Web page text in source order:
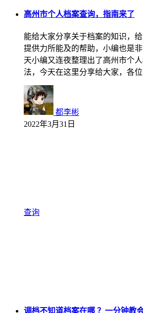
高州市个人档案查询，指南来了
能给大家分享关于档案的知识，给
提供力所能及的帮助，小编也是
天小编又连夜整理出了高州市个
法，今天在这里分享给大家，各
都李彬
2022年3月31日
查询
调档不知道档案在哪 ？一分钟教